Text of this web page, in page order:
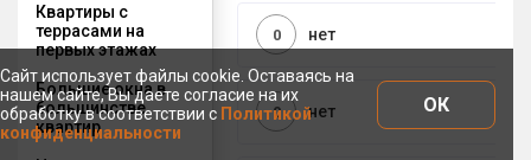
Квартиры с
террасами на
первых этажах
нет
0
Большие окна в
большинстве
квартир
нет
0
Сайт использует файлы cookie. Оставаясь на
нашем сайте, Вы даете согласие на их
обработку в соответствии с Политикой
конфиденциальности
ОК